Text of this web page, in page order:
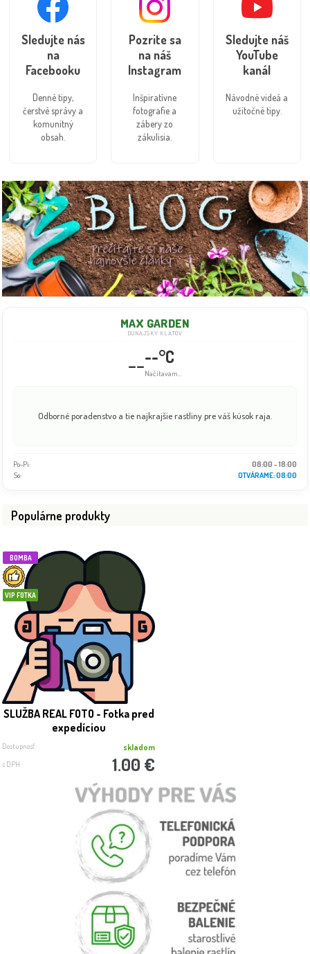
MAX GARDEN
DUNAJSKÝ KLÁTOV
----°C
Načítavam...
Odborné poradenstvo a tie najkrajšie rastliny pre váš kúsok raja.
Po-Pi:
08:00 - 18:00
So:
08:00 - 16:00
Populárne produkty
BOMBA
VIP FOTKA
SLUŽBA REAL FOTO - Fotka pred
expedíciou
Dostupnosť: skladom
s DPH 1.00 €
Sledujte nás
na
Facebooku
Denné tipy,
čerstvé správy a
komunitný
obsah.
Pozrite sa
na náš
Instagram
Inšpiratívne
fotografie a
zábery zo
zákulisia.
Sledujte náš
YouTube
kanál
Návodné videá a
užitočné tipy.